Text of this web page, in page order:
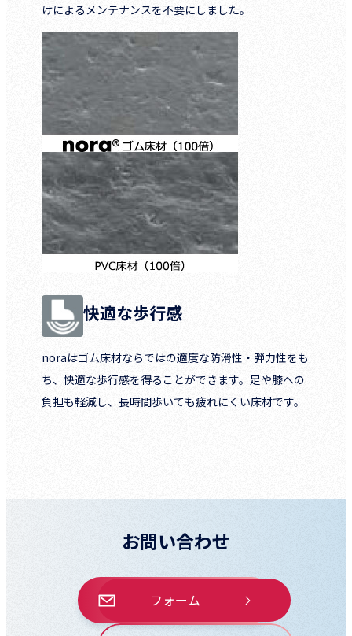
けによるメンテナンスを不要にしました。
快適な歩行感
noraはゴム床材ならではの適度な防滑性・弾力性をも
ち、快適な歩行感を得ることができます。足や膝への
負担も軽減し、長時間歩いても疲れにくい床材です。
お問い合わせ
フォーム